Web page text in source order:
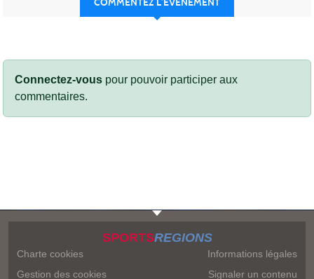
COMMENTEZ L’ÉVÈNEMENT
Connectez-vous pour pouvoir participer aux
commentaires.
SPORTSREGIONS
Charte cookies
Gestion des cookies
Informations légales
Signaler un contenu